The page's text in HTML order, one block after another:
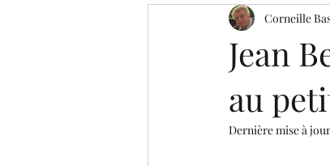
Jean
au
Corneille
Dernière mise à